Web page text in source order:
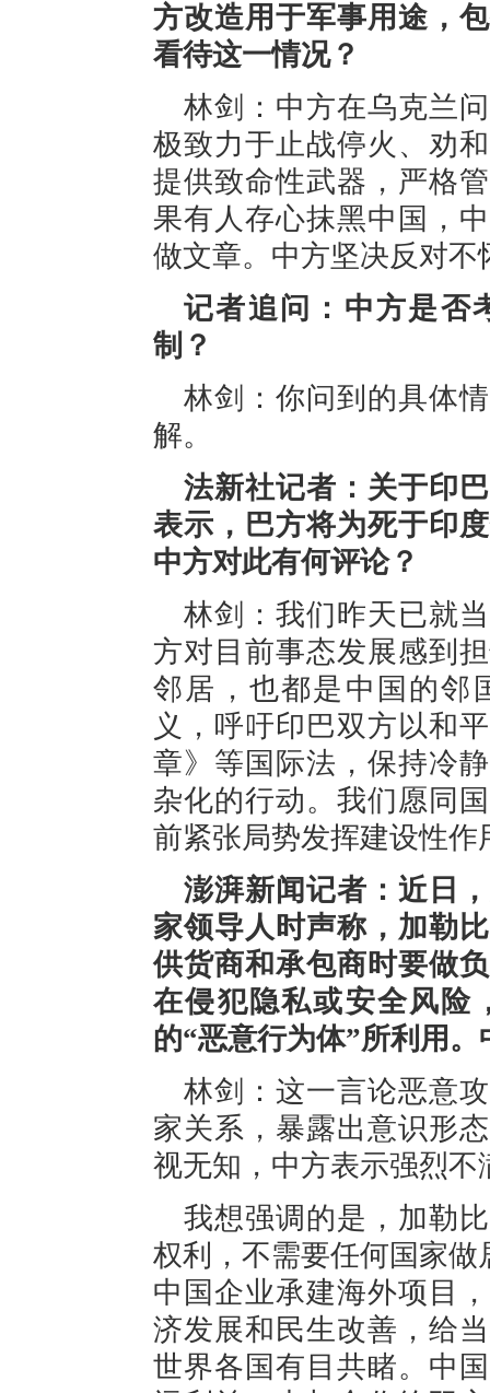
方改造用于军事用途，
看待这一情况？
林剑：中方在乌克兰
极致力于止战停火、劝
提供致命性武器，严格
果有人存心抹黑中国，
做文章。中方坚决反对
记者追问：中方是否
制？
林剑：你问到的具体
解。
法新社记者：关于印
表示，巴方将为死于印
中方对此有何评论？
林剑：我们昨天已就
方对目前事态发展感到
邻居，也都是中国的邻
义，呼吁印巴双方以和
章》等国际法，保持冷
杂化的行动。我们愿同
前紧张局势发挥建设性作
澎湃新闻记者：近日
家领导人时声称，加勒
供货商和承包商时要做
在侵犯隐私或安全风险
的“恶意行为体”所利用
林剑：这一言论恶意
家关系，暴露出意识形
视无知，中方表示强烈不
我想强调的是，加勒
权利，不需要任何国家做
中国企业承建海外项目
济发展和民生改善，给
世界各国有目共睹。中